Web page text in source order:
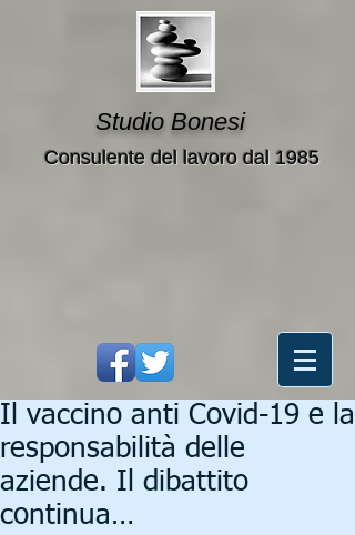
Studio Bonesi
Consulente del lavoro dal 1985
Il vaccino anti Covid-19 e la
responsabilità delle
aziende. Il dibattito
continua…